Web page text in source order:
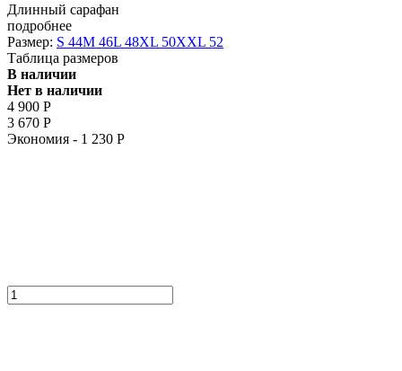
Длинный сарафан
подробнее
Размер: S 44M 46L 48XL 50XXL 52
Таблица размеров
В наличии
Нет в наличии
4 900 Р
3 670 Р
Экономия - 1 230 Р